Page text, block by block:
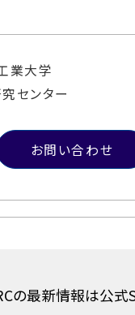
業大学
センター
お問い合わせ
の最新情報は公式